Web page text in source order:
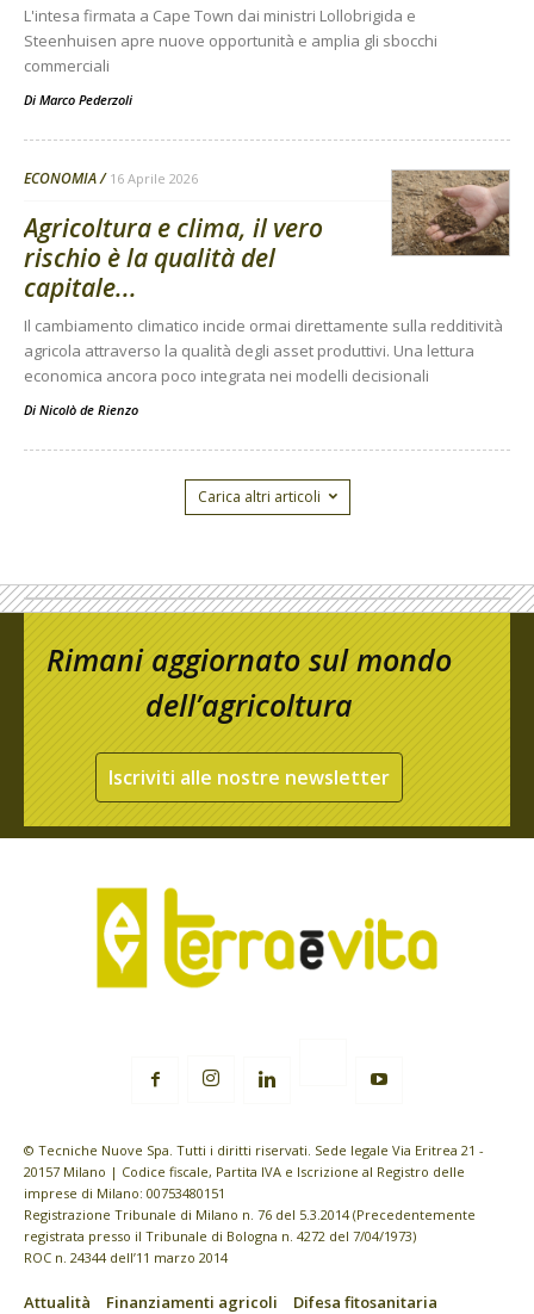
L'intesa firmata a Cape Town dai ministri Lollobrigida e
Steenhuisen apre nuove opportunità e amplia gli sbocchi
commerciali
Di Marco Pederzoli
ECONOMIA 16 Aprile 2026
Agricoltura e clima, il vero
rischio è la qualità del
capitale...
Il cambiamento climatico incide ormai direttamente sulla redditività
agricola attraverso la qualità degli asset produttivi. Una lettura
economica ancora poco integrata nei modelli decisionali
Di Nicolò de Rienzo
Carica altri articoli
Rimani aggiornato sul mondo
dell’agricoltura
Iscriviti alle nostre newsletter
© Tecniche Nuove Spa. Tutti i diritti riservati. Sede legale Via Eritrea 21 -
20157 Milano | Codice fiscale, Partita IVA e Iscrizione al Registro delle
imprese di Milano: 00753480151
Registrazione Tribunale di Milano n. 76 del 5.3.2014 (Precedentemente
registrata presso il Tribunale di Bologna n. 4272 del 7/04/1973)
ROC n. 24344 dell’11 marzo 2014
Attualità Finanziamenti agricoli
Difesa fitosanitaria